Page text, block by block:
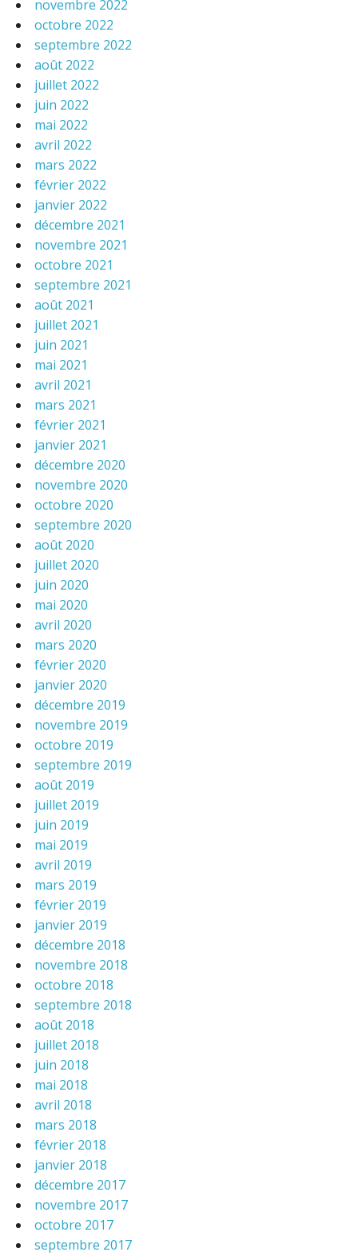
novembre 2022
octobre 2022
septembre 2022
août 2022
juillet 2022
juin 2022
mai 2022
avril 2022
mars 2022
février 2022
janvier 2022
décembre 2021
novembre 2021
octobre 2021
septembre 2021
août 2021
juillet 2021
juin 2021
mai 2021
avril 2021
mars 2021
février 2021
janvier 2021
décembre 2020
novembre 2020
octobre 2020
septembre 2020
août 2020
juillet 2020
juin 2020
mai 2020
avril 2020
mars 2020
février 2020
janvier 2020
décembre 2019
novembre 2019
octobre 2019
septembre 2019
août 2019
juillet 2019
juin 2019
mai 2019
avril 2019
mars 2019
février 2019
janvier 2019
décembre 2018
novembre 2018
octobre 2018
septembre 2018
août 2018
juillet 2018
juin 2018
mai 2018
avril 2018
mars 2018
février 2018
janvier 2018
décembre 2017
novembre 2017
octobre 2017
septembre 2017